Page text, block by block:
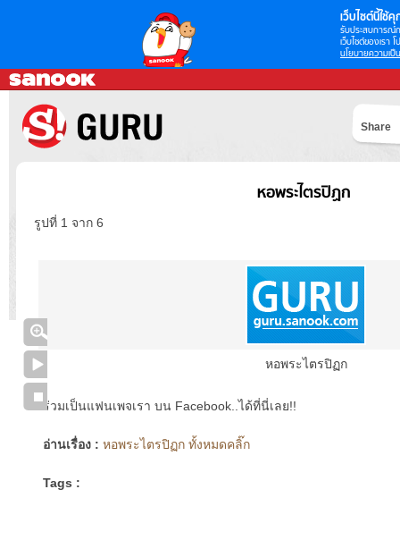
เว็บไซต์นี้ใช้คุ
รับประสบการณ์
เว็บไซต์ของเรา
นโยบายความเป็
Share
หอพระไตรปิฏก
รูปที่ 1 จาก 6
หอพระไตรปิฏก
ร่วมเป็นแฟนเพจเรา บน Facebook..ได้ที่นี่เลย!!
อ่านเรื่อง : หอพระไตรปิฏก ทั้งหมดคลิ๊ก
Tags :